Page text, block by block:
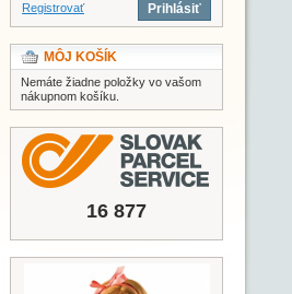
Registrovať Prihlásiť
MÔJ KOŠÍK
Nemáte žiadne položky vo vašom
nákupnom košíku.
16 877